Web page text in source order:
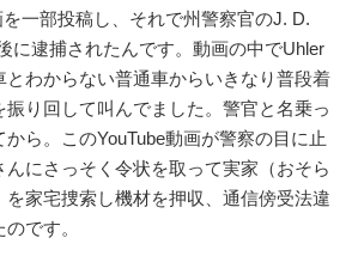
一部投稿し、それで州警察官のJ. D.
に逮捕されたんです。動画の中でUhler
とわからない普通車からいきなり普段着
振り回して叫んでました。警官と名乗っ
ら。このYouTube動画が警察の目に止
んにさっそく令状を取って実家（おそら
を家宅捜索し機材を押収、通信傍受法違
です。